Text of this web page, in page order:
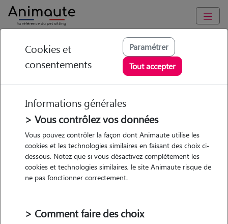
Animaute Ile-de-France Val-de-Marne/Valenton
Audrey - Petsitter à
VALENTON
• 41 ans
Cookies et
consentements
Paramétrer
Tout accepter
Informations générales
> Vous contrôlez vos données
Vous pouvez contrôler la façon dont Animaute utilise les
cookies et les technologies similaires en faisant des choix ci-
dessous. Notez que si vous désactivez complètement les
cookies et technologies similaires, le site Animaute risque de
ne pas fonctionner correctement.
> Comment faire des choix